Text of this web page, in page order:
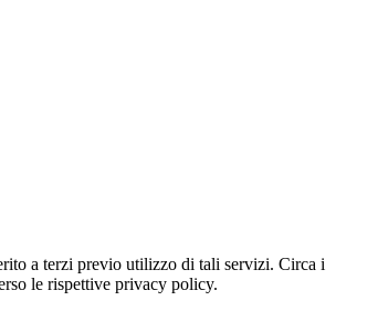
a terzi previo utilizzo di tali servizi. Circa i
le rispettive privacy policy.